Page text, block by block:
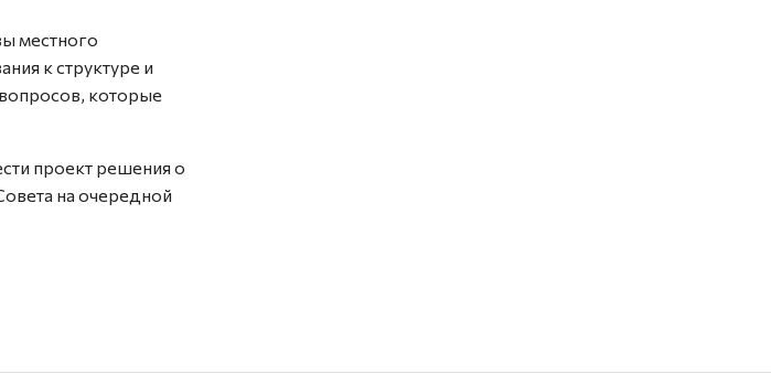
местного
к структуре и
которые
проект решения о
на очередной